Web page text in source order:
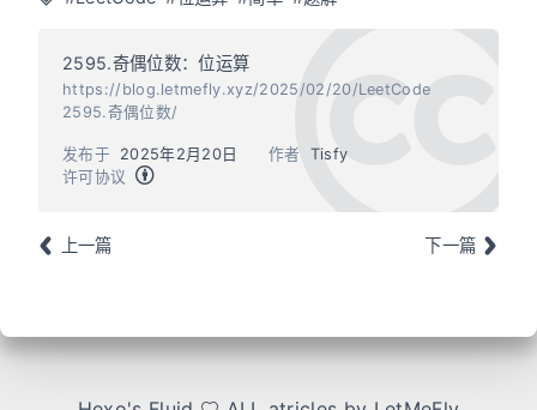
2595.奇偶位数：位运算
https://blog.letmefly.xyz/2025/02/20/LeetCode
2595.奇偶位数/
作者 Tisfy
发布于
2025年2月20日
许可协议
上一篇 下一篇